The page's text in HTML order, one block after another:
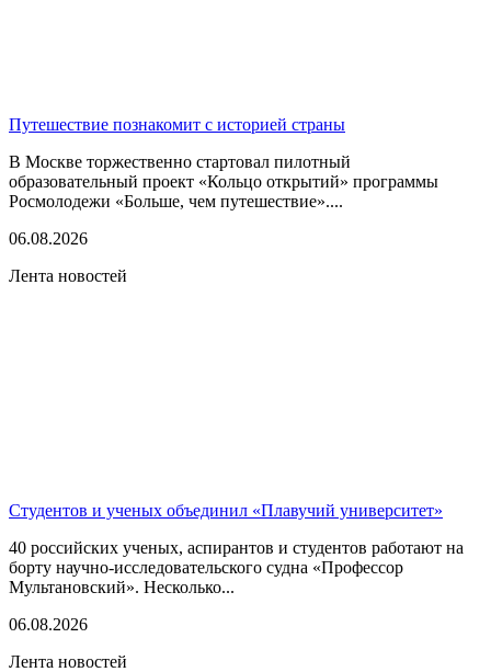
Путешествие познакомит с историей страны
В Москве торжественно стартовал пилотный
образовательный проект «Кольцо открытий» программы
Росмолодежи «Больше, чем путешествие»....
06.08.2026
Лента новостей
Студентов и ученых объединил «Плавучий университет»
40 российских ученых, аспирантов и студентов работают на
борту научно-исследовательского судна «Профессор
Мультановский». Несколько...
06.08.2026
Лента новостей